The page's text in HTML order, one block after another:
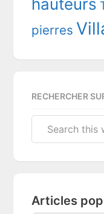
hauteurs
pierres
RECHERCHER
Articles